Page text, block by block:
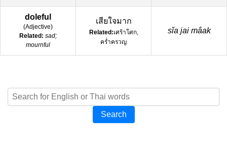
doleful
(Adjective)
Related: sad;
mournful
เสียใจมาก
Related:เศร้าโศก,
คร่ำครวญ
sǐa jai mâak
Search